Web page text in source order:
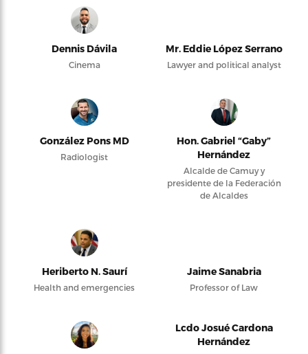
Dennis Dávila
Cinema
Mr. Eddie López Serrano
Lawyer and political analyst
González Pons MD
Radiologist
Hon. Gabriel “Gaby”
Hernández
Alcalde de Camuy y
presidente de la Federación
de Alcaldes
Heriberto N. Saurí
Health and emergencies
Jaime Sanabria
Professor of Law
Lcdo Josué Cardona
Hernández